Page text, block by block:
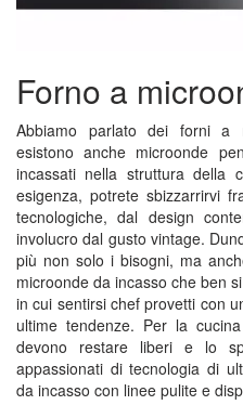
Forno a
Abbiamo parlato dei forni a
esistono anche microonde
incassati nella struttura della
esigenza, potrete sbizzarrirvi
tecnologiche, dal design
involucro dal gusto vintage.
più non solo i bisogni, ma
microonde da incasso che ben
in cui sentirsi chef provetti con
ultime tendenze. Per la
devono restare liberi e lo
appassionati di tecnologia di
da incasso con linee pulite e